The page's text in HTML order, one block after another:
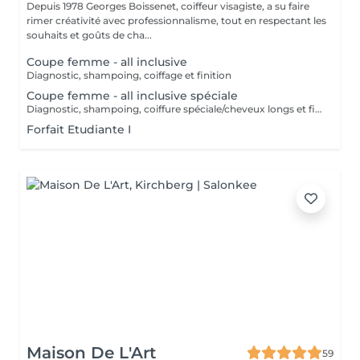
Depuis 1978 Georges Boissenet, coiffeur visagiste, a su faire
rimer créativité avec professionnalisme, tout en respectant les
souhaits et goûts de cha...
Coupe femme - all inclusive
Diagnostic, shampoing, coiffage et finition
Coupe femme - all inclusive spéciale
Diagnostic, shampoing, coiffure spéciale/cheveux longs et finition
Forfait Etudiante I
Maison De L'Art 59